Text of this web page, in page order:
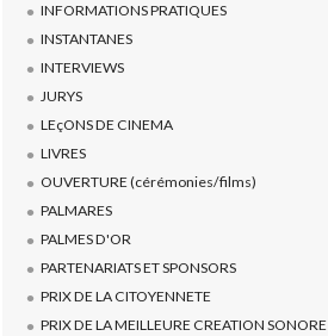
INFORMATIONS PRATIQUES
INSTANTANES
INTERVIEWS
JURYS
LEçONS DE CINEMA
LIVRES
OUVERTURE (cérémonies/films)
PALMARES
PALMES D'OR
PARTENARIATS ET SPONSORS
PRIX DE LA CITOYENNETE
PRIX DE LA MEILLEURE CREATION SONORE